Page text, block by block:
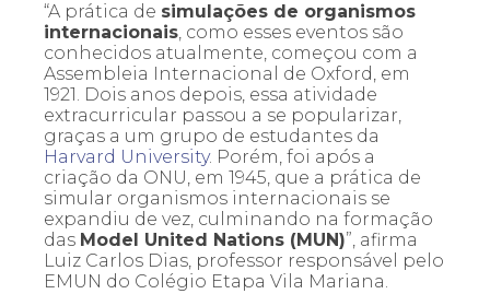
“A prática de simulações de organismos
internacionais, como esses eventos são
conhecidos atualmente, começou com a
Assembleia Internacional de Oxford, em
1921. Dois anos depois, essa atividade
extracurricular passou a se popularizar,
graças a um grupo de estudantes da
Harvard University. Porém, foi após a
criação da ONU, em 1945, que a prática de
simular organismos internacionais se
expandiu de vez, culminando na formação
das Model United Nations (MUN)”, afirma
Luiz Carlos Dias, professor responsável pelo
EMUN do Colégio Etapa Vila Mariana.